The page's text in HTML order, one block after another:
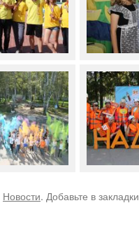
Новости. Добавьте в